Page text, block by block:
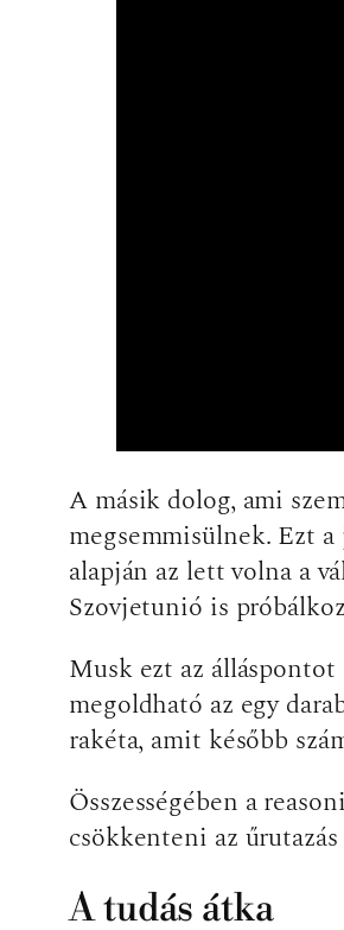
A másik dolog, ami
megsemmisülnek. Ezt
alapján az lett volna a
Szovjetunió is
Musk ezt az
megoldható az egy
rakéta, amit később
Összességében a
csökkenteni az
A tudás átka